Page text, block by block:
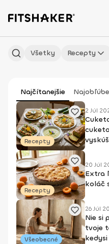
Všetky Recepty
Najčítanejšie
Recepty
2 Júl
Recepty
20 Júl
Extra
koláč
Všeobecné
26 Júl
Nie si
tvoje